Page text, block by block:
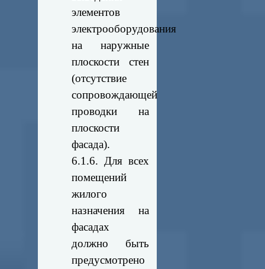
элементов
электрооборудования
на наружные
плоскости стен
(отсутствие
сопровождающей
проводки на
плоскости
фасада).
6.1.6. Для всех
помещений
жилого
назначения на
фасадах
должно быть
предусмотрено